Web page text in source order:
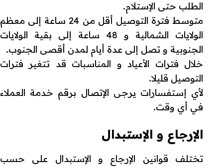
الطلب حتى الإستلام.
متوسط فترة التوصيل أقل من 24 ساعة إلى معظم
الولايات الشمالية و 48 ساعة إلى بقية الولايات
الجنوبية و تصل إلى عدة أيام لمدن أقصى الجنوب.
خلال فترات الأعياد و المناسبات قد تتغير فترات
التوصيل قليلا.
لأي إستفسارات يرجى الإتصال برقم خدمة العملاء
في أي وقت.
الإرجاع و الإستبدال
تختلف قوانين الإرجاع و الإستبدال على حسب